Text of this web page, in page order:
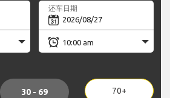
还车日期
30 - 69 70+